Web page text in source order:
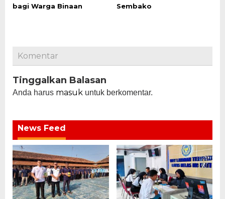
bagi Warga Binaan
Sembako
Komentar
Tinggalkan Balasan
Anda harus masuk untuk berkomentar.
News Feed